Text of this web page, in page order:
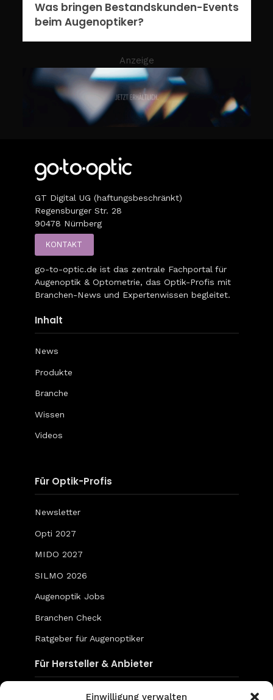
Einwilligung verwalten
Was bringen Bestandskunden-Events
beim Augenoptiker?
Anzeige
GT Digital UG (haftungsbeschränkt)
Regensburger Str. 28
90478 Nürnberg
KONTAKT
go-to-optic.de ist das zentrale Fachportal für
Augenoptik & Optometrie, das Optik-Profis mit
Branchen-News und Expertenwissen begleitet.
Inhalt
News
Produkte
Branche
Wissen
Videos
Für Optik-Profis
Newsletter
Opti 2027
MIDO 2027
SILMO 2026
Augenoptik Jobs
Branchen Check
Ratgeber für Augenoptiker
Für Hersteller & Anbieter
Content & Social Media